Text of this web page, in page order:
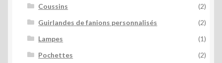
Coussins
(2)
Guirlandes de fanions personnalisés
(2)
Lampes
(1)
Pochettes
(2)